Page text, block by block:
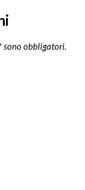
sono obbligatori.